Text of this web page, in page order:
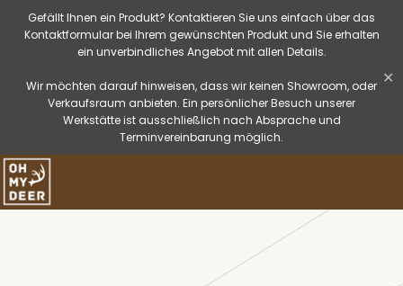
Gefällt Ihnen ein Produkt? Kontaktieren Sie uns einfach über das
Kontaktformular bei Ihrem gewünschten Produkt und Sie erhalten
ein unverbindliches Angebot mit allen Details.
Wir möchten darauf hinweisen, dass wir keinen Showroom, oder
Verkaufsraum anbieten. Ein persönlicher Besuch unserer
Werkstätte ist ausschließlich nach Absprache und
Terminvereinbarung möglich.
✕